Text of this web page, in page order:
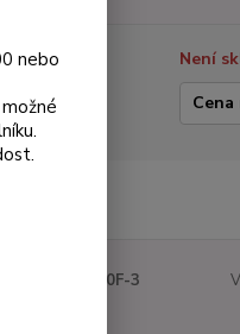
Není
1160F-3
nebo